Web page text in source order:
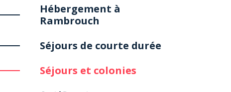
Hébergement à
Rambrouch
Séjours de courte durée
Séjours et colonies